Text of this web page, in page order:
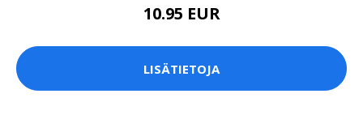
10.95 EUR
LISÄTIETOJA